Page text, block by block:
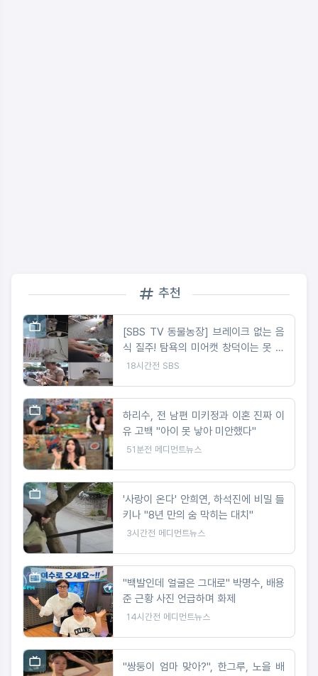
추천
[SBS TV 동물농장] 브레이크 없는 음
식 질주! 탐욕의 미어캣 창덕이는 못 말
려
18시간전 SBS
하리수, 전 남편 미키정과 이혼 진짜 이
유 고백 "아이 못 낳아 미안했다"
51분전 메디먼트뉴스
'사랑이 온다' 안희연, 하석진에 비밀 들
키나 "8년 만의 숨 막히는 대치"
3시간전 메디먼트뉴스
"백발인데 얼굴은 그대로" 박명수, 배용
준 근황 사진 언급하며 화제
14시간전 메디먼트뉴스
"쌍둥이 엄마 맞아?", 한그루, 노을 배